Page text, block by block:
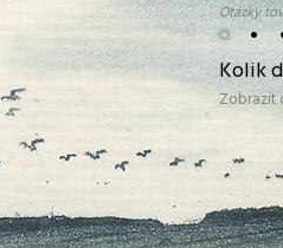
• •
Otázky
Kolik